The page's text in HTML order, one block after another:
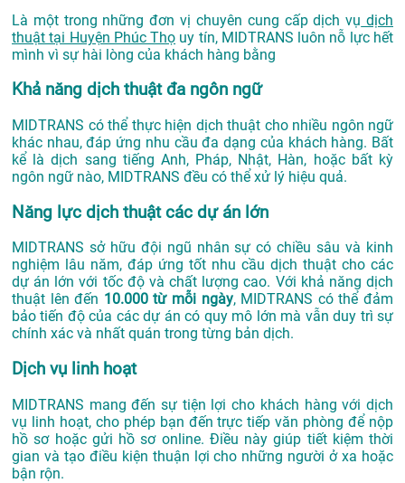
Là một trong những đơn vị chuyên cung cấp dịch vụ dịch
thuật tại Huyện Phúc Thọ uy tín, MIDTRANS luôn nỗ lực hết
mình vì sự hài lòng của khách hàng bằng
Khả năng dịch thuật đa ngôn ngữ
MIDTRANS có thể thực hiện dịch thuật cho nhiều ngôn ngữ
khác nhau, đáp ứng nhu cầu đa dạng của khách hàng. Bất
kể là dịch sang tiếng Anh, Pháp, Nhật, Hàn, hoặc bất kỳ
ngôn ngữ nào, MIDTRANS đều có thể xử lý hiệu quả.
Năng lực dịch thuật các dự án lớn
MIDTRANS sở hữu đội ngũ nhân sự có chiều sâu và kinh
nghiệm lâu năm, đáp ứng tốt nhu cầu dịch thuật cho các
dự án lớn với tốc độ và chất lượng cao. Với khả năng dịch
thuật lên đến 10.000 từ mỗi ngày, MIDTRANS có thể đảm
bảo tiến độ của các dự án có quy mô lớn mà vẫn duy trì sự
chính xác và nhất quán trong từng bản dịch.
Dịch vụ linh hoạt
MIDTRANS mang đến sự tiện lợi cho khách hàng với dịch
vụ linh hoạt, cho phép bạn đến trực tiếp văn phòng để nộp
hồ sơ hoặc gửi hồ sơ online. Điều này giúp tiết kiệm thời
gian và tạo điều kiện thuận lợi cho những người ở xa hoặc
bận rộn.